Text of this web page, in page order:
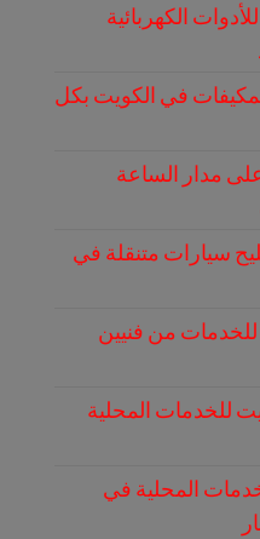
الكهربائية
في الكويت بكل
مدار الساعة
سيارات متنقلة في
للخدمات من فنيين
للخدمات المحلية
المحلية في